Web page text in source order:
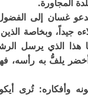
المجاورة.
غسان إلى
جيداً، وبخاصة
هذا الذي يرسل
يلفُّ به رأسه،
وأفكاره: تُرى